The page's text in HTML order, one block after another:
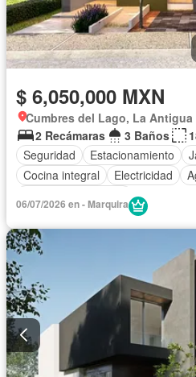
$ 6,050,000 MXN
Cumbres del Lago, La
2 Recámaras
3 Baños
Seguridad
Estacionamiento
Cocina integral
Electricidad
06/07/2026 en - Marquira